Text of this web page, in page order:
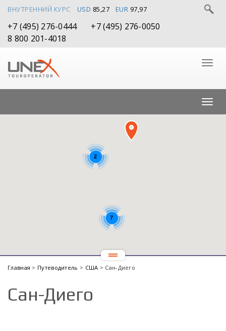
ВНУТРЕННИЙ КУРС USD 85,27 EUR 97,97
+7 (495) 276-0444
+7 (495) 276-0050
8 800 201-4018
7
2
Главная > Путеводитель > США > Сан-Диего
Сан-Диего